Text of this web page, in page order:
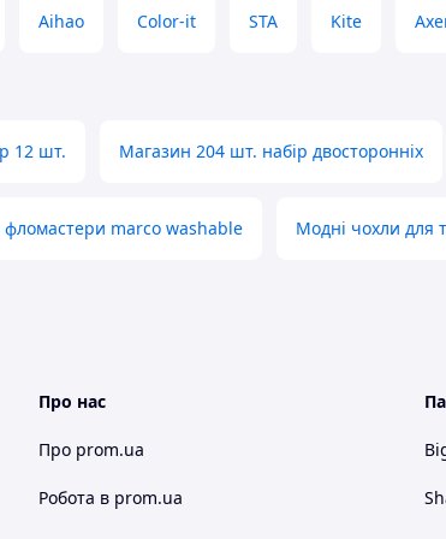
Aihao Color-it STA Kite
12 шт. Магазин 204 шт. набір двосторонніх
фломастери marco washable Модні чохли для
Про нас
Про prom.ua
Робота в prom.ua